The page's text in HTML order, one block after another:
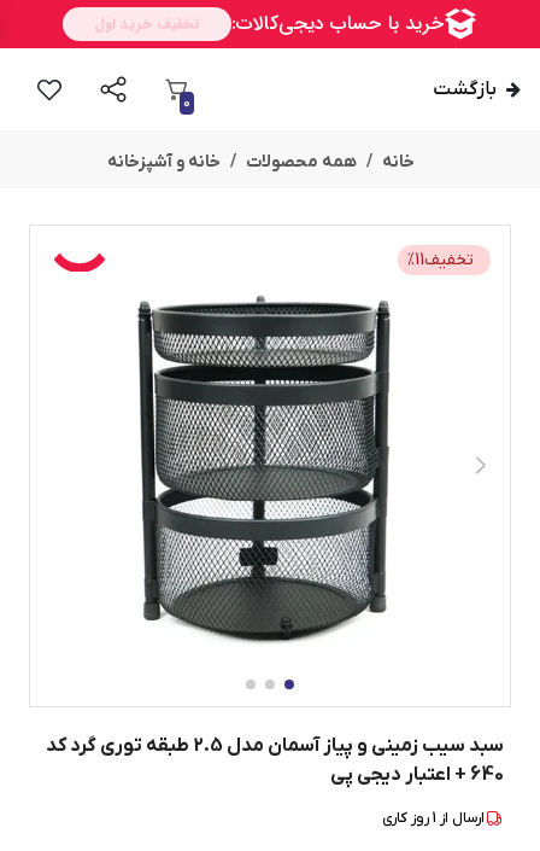
بازگشت
0
خانه همه محصولات خانه و آشپزخانه
تخفیف %11
سبد سیب زمینی و پیاز آسمان مدل 2.5 طبقه توری گرد کد
640 + اعتبار دیجی پی
ارسال از 1روز کاری